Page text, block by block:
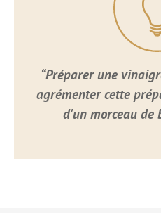
“Préparer une
agrémenter cette
d'un morceau de